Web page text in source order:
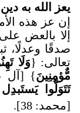
يعز الله به
إن عز هذه
إلا بالعض
صدقًا وعدلًا،
تعالى: {وَلَا
مٌّؤمِنِينَ} [آل عمـران:
تَتَوَلَّوا
[محمد: 38]
.